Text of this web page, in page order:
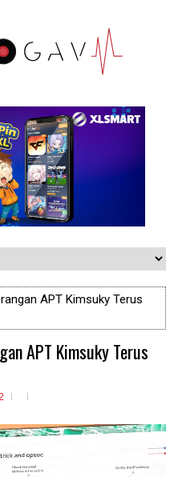
APT Kimsuky Terus
APT Kimsuky Terus